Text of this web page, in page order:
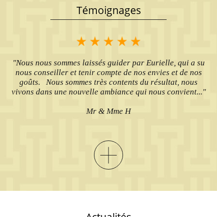
Témoignages
"Nous nous sommes laissés guider par Eurielle, qui a su
nous conseiller et tenir compte de nos envies et de nos
goûts. Nous sommes très contents du résultat, nous
vivons dans une nouvelle ambiance qui nous convient..."
Mr & Mme H